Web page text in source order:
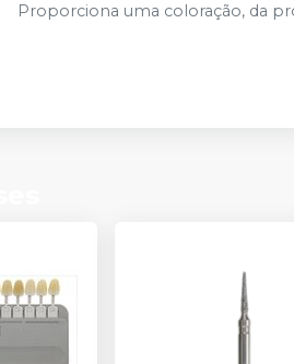
Proporciona uma coloração, da